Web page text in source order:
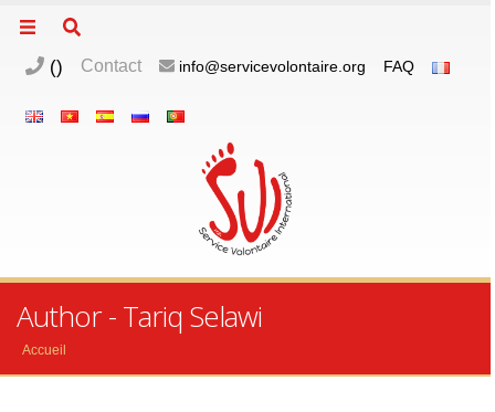
() Contact info@servicevolontaire.org FAQ
Author - Tariq Selawi
Accueil